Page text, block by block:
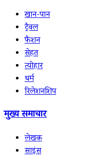
खान-पान
ट्रैवल
फैशन
सेहत
त्योहार
धर्म
रिलेशनशिप
मुख्य समाचार
लेखक
साइंस